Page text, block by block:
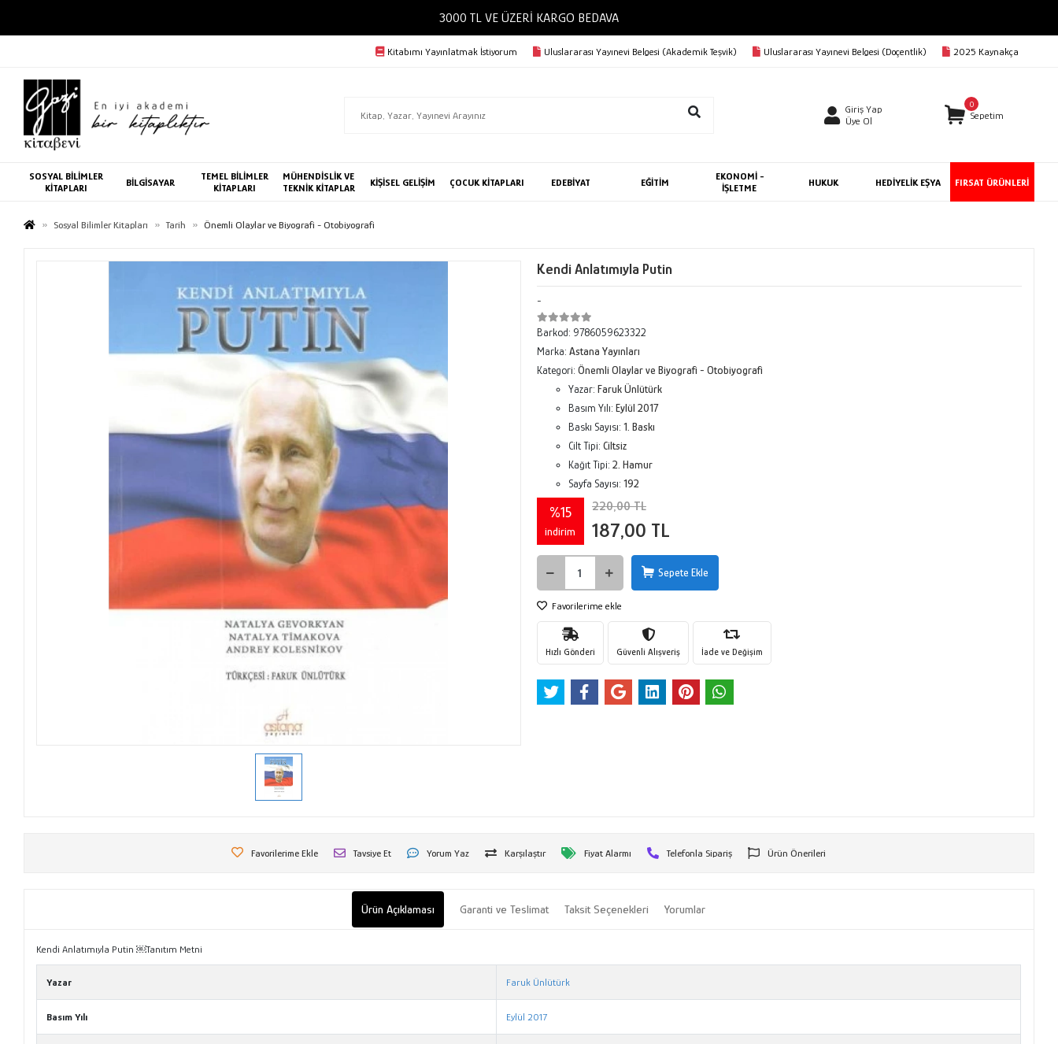
3000 TL VE ÜZERİ KARGO BEDAVA
Kitabımı Yayınlatmak İstiyorum Uluslararası Yayınevi Belgesi (Akademik Teşvik) Uluslararası Yayınevi Belgesi (Doçentlik) 2025 Kaynakça
Giriş Yap
Üye Ol
0
Sepetim
SOSYAL BİLİMLER
KİTAPLARI
BİLGİSAYAR
TEMEL BİLİMLER
KİTAPLARI
MÜHENDİSLİK VE
TEKNİK KİTAPLAR
KİŞİSEL GELİŞİM ÇOCUK KİTAPLARI EDEBİYAT EĞİTİM
EKONOMİ -
İŞLETME
HUKUK HEDİYELİK EŞYA FIRSAT ÜRÜNLERİ
Sosyal Bilimler Kitapları Tarih Önemli Olaylar ve Biyografi - Otobiyografi
Kendi Anlatımıyla Putin
-
Barkod: 9786059623322
Marka: Astana Yayınları
Kategori: Önemli Olaylar ve Biyografi - Otobiyografi
Yazar: Faruk Ünlütürk
Basım Yılı: Eylül 2017
Baskı Sayısı: 1. Baskı
Cilt Tipi: Ciltsiz
Kağıt Tipi: 2. Hamur
Sayfa Sayısı: 192
%15
indirim
220,00 TL
187,00 TL
Sepete Ekle
Favorilerime ekle
Hızlı Gönderi Güvenli Alışveriş İade ve Değişim
Favorilerime Ekle Tavsiye Et Yorum Yaz Karşılaştır Fiyat Alarmı Telefonla Sipariş Ürün Önerileri
Ürün Açıklaması Garanti ve Teslimat Taksit Seçenekleri Yorumlar
Kendi Anlatımıyla Putin ￼Tanıtım Metni
Yazar Faruk Ünlütürk
Basım Yılı Eylül 2017